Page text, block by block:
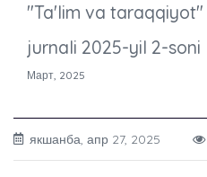
"Ta'lim va taraqqiyot"
jurnali 2025-yil 2-soni
Март, 2025
якшанба, апр 27, 2025